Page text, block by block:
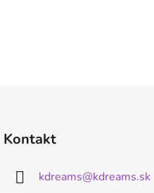
Kontakt
kdreams@kdreams.sk